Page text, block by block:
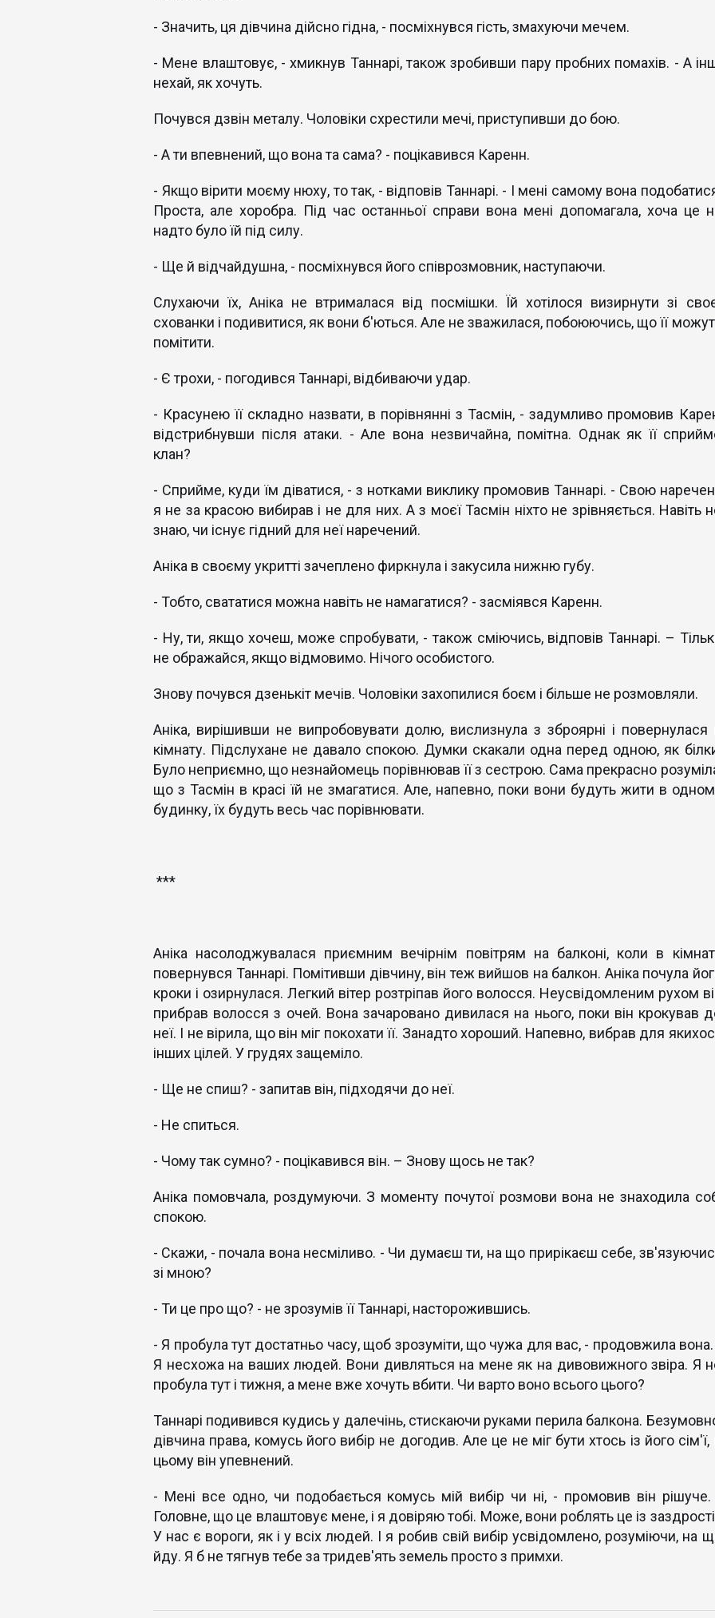
- Значить, ця дівчина дійсно гідна, - посміхнувся гість, змахуючи мечем.
- Мене влаштовує, - хмикнув Таннарі, також зробивши пару пробних помахів. - А
нехай, як хочуть.
Почувся дзвін металу. Чоловіки схрестили мечі, приступивши до бою.
- А ти впевнений, що вона та сама? - поцікавився Каренн.
- Якщо вірити моєму нюху, то так, - відповів Таннарі. - І мені самому вона
Проста, але хоробра. Під час останньої справи вона мені допомагала, хоча це
надто було їй під силу.
- Ще й відчайдушна, - посміхнувся його співрозмовник, наступаючи.
Слухаючи їх, Аніка не втрималася від посмішки. Їй хотілося визирнути зі
схованки і подивитися, як вони б'ються. Але не зважилася, побоюючись, що її
помітити.
- Є трохи, - погодився Таннарі, відбиваючи удар.
- Красунею її складно назвати, в порівнянні з Тасмін, - задумливо промовив
відстрибнувши після атаки. - Але вона незвичайна, помітна. Однак як її
клан?
- Сприйме, куди їм діватися, - з нотками виклику промовив Таннарі. - Свою
я не за красою вибирав і не для них. А з моєї Тасмін ніхто не зрівняється. Навіть
знаю, чи існує гідний для неї наречений.
Аніка в своєму укритті зачеплено фиркнула і закусила нижню губу.
- Тобто, свататися можна навіть не намагатися? - засміявся Каренн.
- Ну, ти, якщо хочеш, може спробувати, - також сміючись, відповів Таннарі. –
не ображайся, якщо відмовимо. Нічого особистого.
Знову почувся дзенькіт мечів. Чоловіки захопилися боєм і більше не розмовляли.
Аніка, вирішивши не випробовувати долю, вислизнула з зброярні і повернулася
кімнату. Підслухане не давало спокою. Думки скакали одна перед одною, як
Було неприємно, що незнайомець порівнював її з сестрою. Сама прекрасно
що з Тасмін в красі їй не змагатися. Але, напевно, поки вони будуть жити в
будинку, їх будуть весь час порівнювати.
***
Аніка насолоджувалася приємним вечірнім повітрям на балконі, коли в
повернувся Таннарі. Помітивши дівчину, він теж вийшов на балкон. Аніка почула
кроки і озирнулася. Легкий вітер розтріпав його волосся. Неусвідомленим рухом
прибрав волосся з очей. Вона зачаровано дивилася на нього, поки він крокував
неї. І не вірила, що він міг покохати її. Занадто хороший. Напевно, вибрав для
інших цілей. У грудях защеміло.
- Ще не спиш? - запитав він, підходячи до неї.
- Не спиться.
- Чому так сумно? - поцікавився він. – Знову щось не так?
Аніка помовчала, роздумуючи. З моменту почутої розмови вона не знаходила
спокою.
- Скажи, - почала вона несміливо. - Чи думаєш ти, на що прирікаєш себе,
зі мною?
- Ти це про що? - не зрозумів її Таннарі, насторожившись.
- Я пробула тут достатньо часу, щоб зрозуміти, що чужа для вас, - продовжила вона.
Я несхожа на ваших людей. Вони дивляться на мене як на дивовижного звіра. Я
пробула тут і тижня, а мене вже хочуть вбити. Чи варто воно всього цього?
Таннарі подивився кудись у далечінь, стискаючи руками перила балкона.
дівчина права, комусь його вибір не догодив. Але це не міг бути хтось із його сім'ї,
цьому він упевнений.
- Мені все одно, чи подобається комусь мій вибір чи ні, - промовив він
Головне, що це влаштовує мене, і я довіряю тобі. Може, вони роблять це із
У нас є вороги, як і у всіх людей. І я робив свій вибір усвідомлено, розуміючи, на
йду. Я б не тягнув тебе за тридев'ять земель просто з примхи.